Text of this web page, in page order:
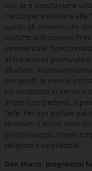
Dio; se è vissuto come
mezzo per avvicinare alla
questi gli elementi che
dell’Ufficio Diocesano
commerciale. Sono
abbia enormi
sfruttate.
con gente di diverse
ho constatato di persona
anche non credenti, si
fede. Per non parlare poi
rinnovati o anche delle
pellegrinaggio, hanno
religiosa o sacerdotale.
Don Marco, programmi